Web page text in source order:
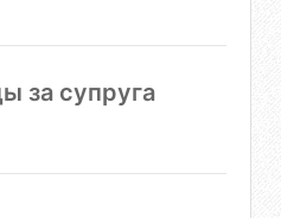
за супруга